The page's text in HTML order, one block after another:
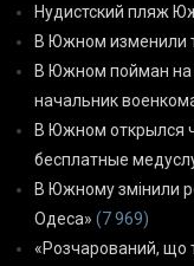
Нудистский пляж
В Южном изменили
В Южном пойман на
начальник
В Южном открылся
бесплатные
В Южному змінили
Одеса» (7 969)
«Розчарований, що